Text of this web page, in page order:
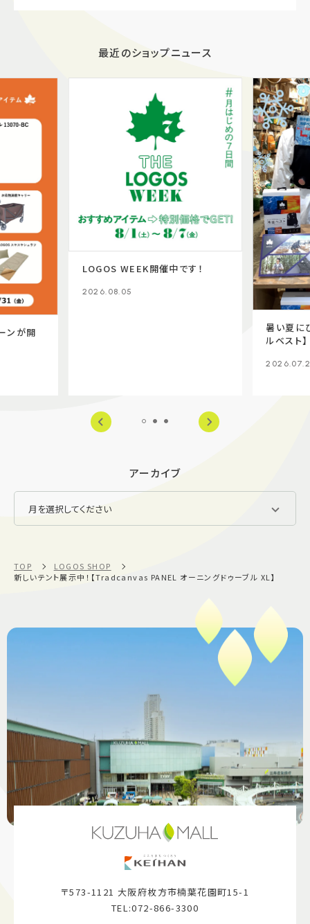
最近のショップニュース
ンが開
LOGOS WEEK開催中です！
2026.08.05
暑い夏に
ルベスト】
アーカイブ
TOP
LOGOS SHOP
新しいテント展示中！【Tradcanvas PANEL オーニングドゥーブル XL】
〒573-1121 大阪府枚方市楠葉花園町15-1
TEL:072-866-3300